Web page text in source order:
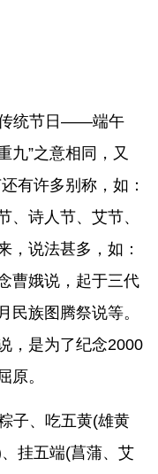
传统节日——端午
九”之意相同，又
有许多别称，如：
、诗人节、艾节、
，说法甚多，如：
曹娥说，起于三代
民族图腾祭说等。
，是为了纪念2000
原。
子、吃五黄(雄黄
挂五端(菖蒲、艾